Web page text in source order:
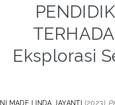
Eksplorasi
NI MADE LINDA JAYANTI (2023)